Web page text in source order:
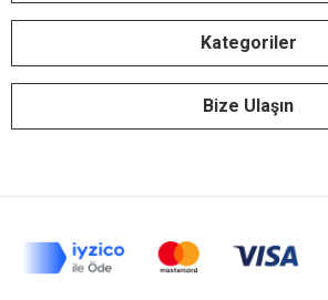
Kategoriler
Bize Ulaşın